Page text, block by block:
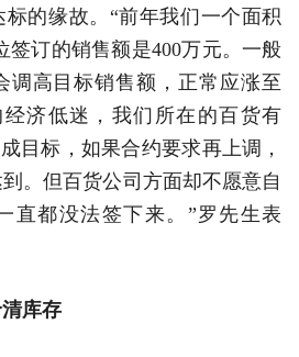
的缘故。“前年我们一个面积
签订的销售额是400万元。一般
调高目标销售额，正常应涨至
济低迷，我们所在的百货有
目标，如果合约要求再上调，
。但百货公司方面却不愿意自
直都没法签下来。”罗先生表
库存